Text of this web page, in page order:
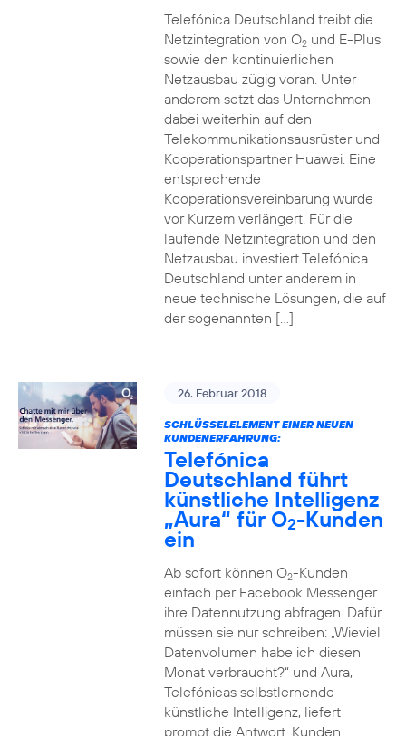
Telefónica Deutschland treibt die
Netzintegration von O2und E-Plus
sowie den kontinuierlichen
Netzausbau zügig voran. Unter
anderem setzt das Unternehmen
dabei weiterhin auf den
Telekommunikationsausrüster und
Kooperationspartner Huawei. Eine
entsprechende
Kooperationsvereinbarung wurde
vor Kurzem verlängert. Für die
laufende Netzintegration und den
Netzausbau investiert Telefónica
Deutschland unter anderem in
neue technische Lösungen, die auf
der sogenannten […]
26. Februar 2018
SCHLÜSSELELEMENT EINER NEUEN
KUNDENERFAHRUNG:
Telefónica
Deutschland führt
künstliche Intelligenz
„Aura“ für O2-Kunden
ein
Ab sofort können O2-Kunden
einfach per Facebook Messenger
ihre Datennutzung abfragen. Dafür
müssen sie nur schreiben: „Wieviel
Datenvolumen habe ich diesen
Monat verbraucht?“ und Aura,
Telefónicas selbstlernende
künstliche Intelligenz, liefert
prompt die Antwort. Kunden